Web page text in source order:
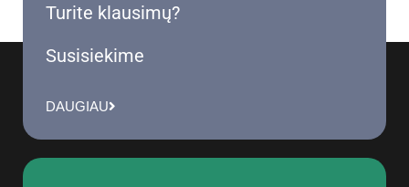
Turite klausimų?
Susisiekime
DAUGIAU